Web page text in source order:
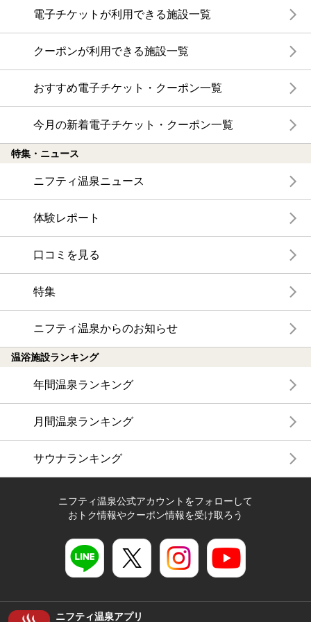
電子チケットが利用できる施設一覧
クーポンが利用できる施設一覧
おすすめ電子チケット・クーポン一覧
今月の新着電子チケット・クーポン一覧
特集・ニュース
ニフティ温泉ニュース
体験レポート
口コミを見る
特集
ニフティ温泉からのお知らせ
温浴施設ランキング
年間温泉ランキング
月間温泉ランキング
サウナランキング
ニフティ温泉公式アカウントをフォローして
おトク情報やクーポン情報を受け取ろう
ニフティ温泉アプリ